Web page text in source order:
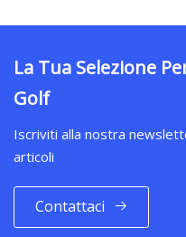
La Tua Selezione
Golf
Iscriviti alla nostra
articoli
Contattaci